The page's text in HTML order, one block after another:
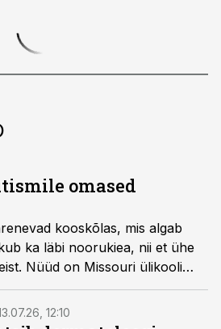
omased
kooskõlas, mis algab
ka läbi noorukiea, nii et ühe
erinevused inimese
on võimalik eristada
12:10